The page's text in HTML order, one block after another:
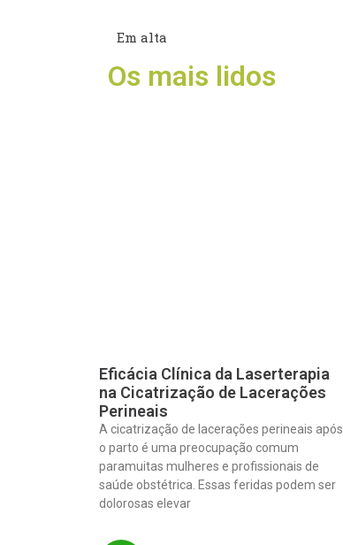
Em alta
Os mais lidos
Eficácia Clínica da Laserterapia
na Cicatrização de Lacerações
Perineais
A cicatrização de lacerações perineais após
o parto é uma preocupação comum
paramuitas mulheres e profissionais de
saúde obstétrica. Essas feridas podem ser
dolorosas elevar